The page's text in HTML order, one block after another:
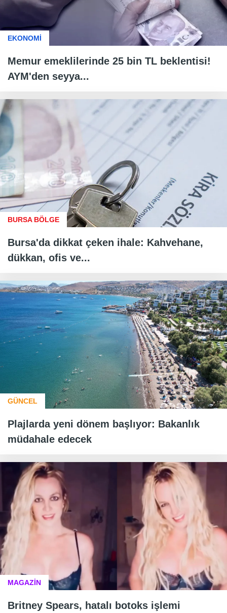
EKONOMİ
Memur emeklilerinde 25 bin TL beklentisi!
AYM'den seyya...
BURSA BÖLGE
Bursa'da dikkat çeken ihale: Kahvehane,
dükkan, ofis ve...
GÜNCEL
Plajlarda yeni dönem başlıyor: Bakanlık
müdahale edecek
MAGAZİN
Britney Spears, hatalı botoks işlemi